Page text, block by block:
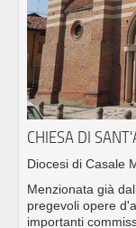
CHIESA DI
Diocesi di Casale
Menzionata già
pregevoli opere
importanti